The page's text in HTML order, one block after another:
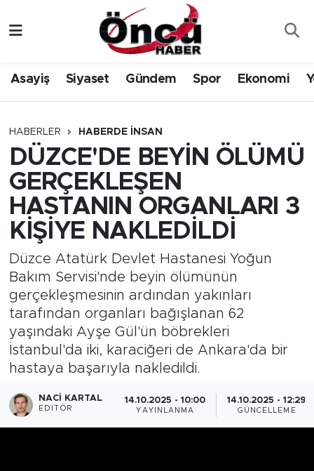
Asayiş Siyaset Gündem Spor Ekonomi
HABERLER HABERDE İNSAN
DÜZCE'DE BEYİN ÖLÜMÜ
GERÇEKLEŞEN
HASTANIN ORGANLARI 3
KİŞİYE NAKLEDİLDİ
Düzce Atatürk Devlet Hastanesi Yoğun
Bakım Servisi'nde beyin ölümünün
gerçekleşmesinin ardından yakınları
tarafından organları bağışlanan 62
yaşındaki Ayşe Gül'ün böbrekleri
İstanbul'da iki, karaciğeri de Ankara'da bir
hastaya başarıyla nakledildi.
NACI KARTAL
EDITÖR
14.10.2025 - 10:00
YAYINLANMA
14.10.2025 - 12:29
GÜNCELLEME
Gündem
Spor
Siyaset
Yerel Haber
Öncü TV İzle
Düzce Nöbetçi Eczaneler
Düzce Hava Durumu
Düzce Namaz Vakitleri
Düzce Trafik Yoğunluk Haritası
Süper Lig Puan Durumu ve Fikstür
Tüm Manşetler
Haber Arşivi